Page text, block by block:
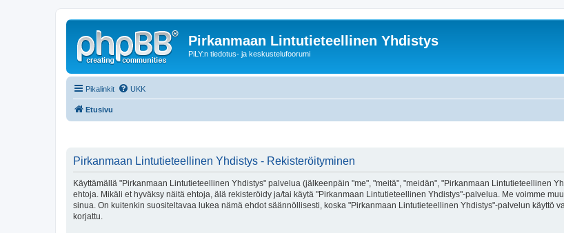
Pirkanmaan Lintutieteellinen Yhdistys
PiLY:n tiedotus- ja keskustelufoorumi
Pikalinkit UKK
Etusivu
Pirkanmaan Lintutieteellinen Yhdistys - Rekisteröityminen
Käyttämällä "Pirkanmaan Lintutieteellinen Yhdistys" palvelua (jälkeenpäin "me", "meitä", "meidän", "Pirkanmaan Lintutieteellinen
ehtoja. Mikäli et hyväksy näitä ehtoja, älä rekisteröidy ja/tai käytä "Pirkanmaan Lintutieteellinen Yhdistys"-palvelua. Me voimme
sinua. On kuitenkin suositeltavaa lukea nämä ehdot säännöllisesti, koska "Pirkanmaan Lintutieteellinen Yhdistys"-palvelun käyttö
korjattu.